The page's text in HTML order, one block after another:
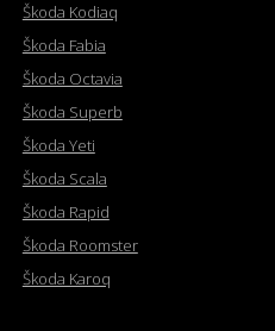
Škoda Kodiaq
Škoda Fabia
Škoda Octavia
Škoda Superb
Škoda Yeti
Škoda Scala
Škoda Rapid
Škoda Roomster
Škoda Karoq